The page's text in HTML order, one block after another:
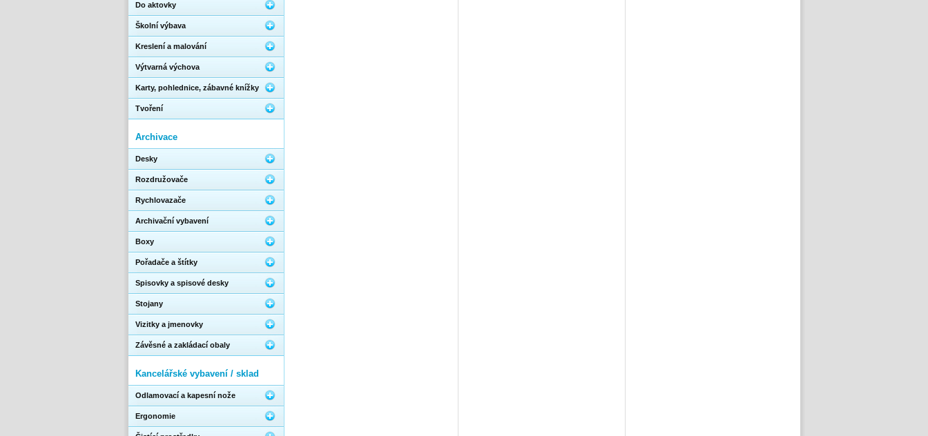
Do aktovky
Školní výbava
Kreslení a malování
Výtvarná výchova
Karty, pohlednice, zábavné knížky
Tvoření
Archivace
Desky
Rozdružovače
Rychlovazače
Archivační vybavení
Boxy
Pořadače a štítky
Spisovky a spisové desky
Stojany
Vizitky a jmenovky
Závěsné a zakládací obaly
Kancelářské vybavení / sklad
Odlamovací a kapesní nože
Ergonomie